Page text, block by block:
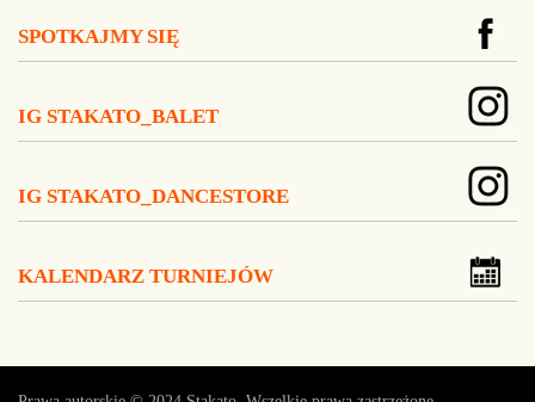
SPOTKAJMY SIĘ
IG STAKATO_BALET
IG STAKATO_DANCESTORE
KALENDARZ TURNIEJÓW